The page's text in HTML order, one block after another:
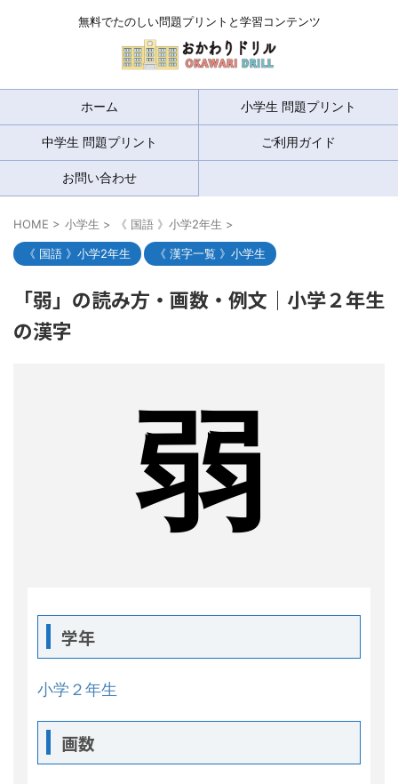
無料でたのしい問題プリントと学習コンテンツ
ホーム 小学生 問題プリント
中学生 問題プリント ご利用ガイド
お問い合わせ
HOME > 小学生 > 《 国語 》小学2年生 >
《 国語 》小学2年生 《 漢字一覧 》小学生
「弱」の読み方・画数・例文｜小学２年生
の漢字
弱
学年
小学２年生
画数